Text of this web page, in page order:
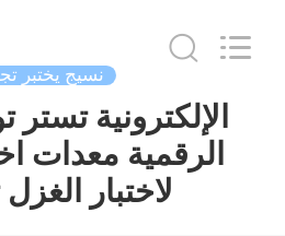
مسكن
INSTRUMENT
نسيج يختبر
الإلكترونية
الرقمية معدات
لاختبار